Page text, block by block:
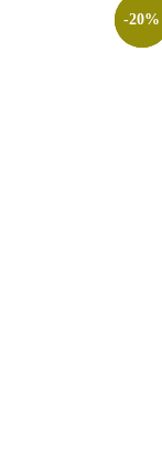
-20%
-20%
-20%